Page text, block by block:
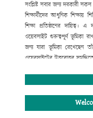
সংশ্লিষ্ট সবার জন্য দরকারী
শিক্ষার্থীদের আধুনিক
শিক্ষা প্রতিষ্ঠানের দায়িত্ব।
ওয়েবসাইট গুরুত্বপূর্ণ ভূমিকা
জন্য যারা ভূমিকা রেখেছেন
ওয়েবসাইটের উত্তরোত্তর